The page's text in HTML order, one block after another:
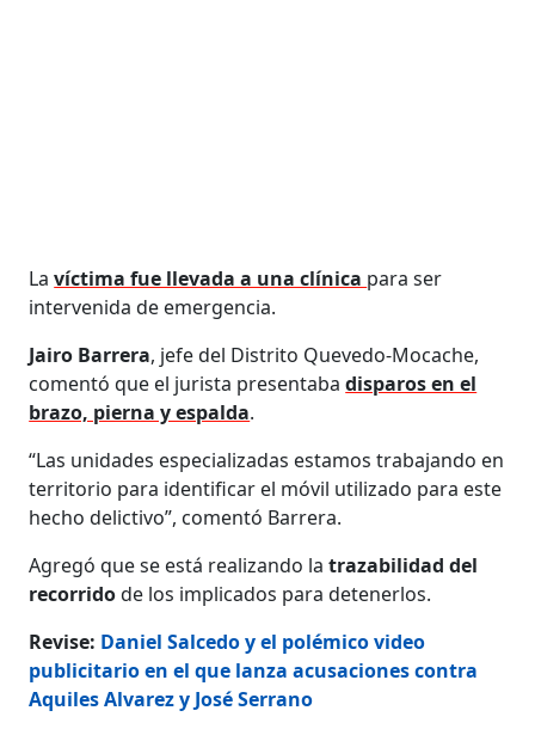
Lavíctima fue llevada a una clínica para ser
intervenida de emergencia.
Jairo Barrera, jefe del Distrito Quevedo-Mocache,
comentó que el jurista presentabadisparos en el
brazo, pierna y espalda.
“Las unidades especializadas estamos trabajando en
territorio para identificar el móvil utilizado para este
hecho delictivo”, comentó Barrera.
Agregó que se está realizando latrazabilidad del
recorridode los implicados para detenerlos.
Revise: Daniel Salcedo y el polémico video
publicitario en el que lanza acusaciones contra
Aquiles Alvarez y José Serrano